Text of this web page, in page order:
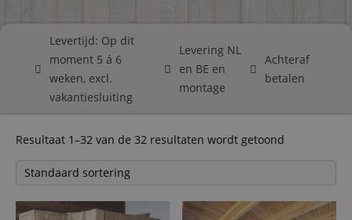
Levertijd: Op dit
moment 5 á 6
weken, excl.
vakantiesluiting
Levering NL
en BE en
montage
Achteraf
betalen
Resultaat 1–32 van de 32 resultaten wordt getoond